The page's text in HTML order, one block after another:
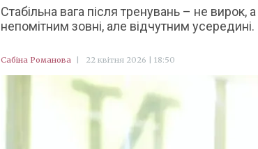
Стабільна вага після тренувань – не вирок,
непомітним зовні, але відчутним усередині.
Сабіна Романова 22 квітня 2026 | 18:50